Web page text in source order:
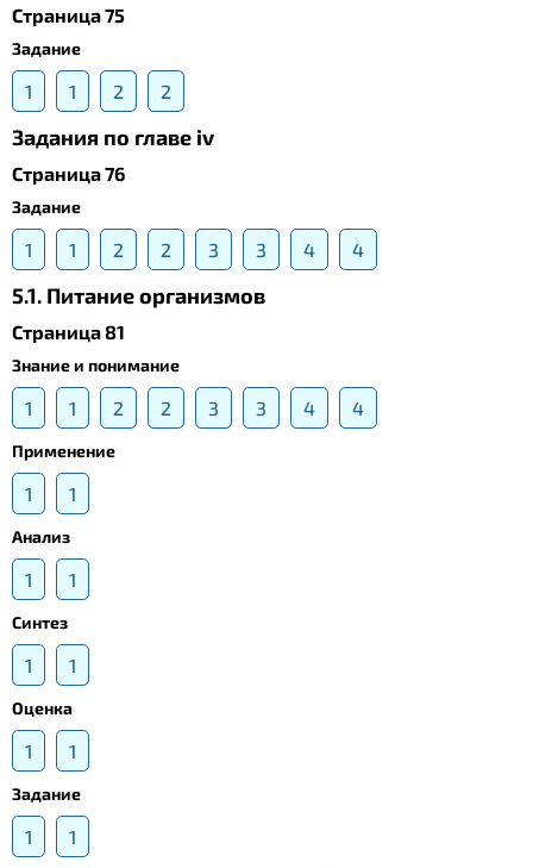
Страница 75
Задание
1 1 2 2
Задания по главе iv
Страница 76
Задание
1 1 2 2 3 3 4 4
5.1. Питание организмов
Страница 81
Знание и понимание
1 1 2 2 3 3 4 4
Применение
1 1
Анализ
1 1
Синтез
1 1
Оценка
1 1
Задание
1 1